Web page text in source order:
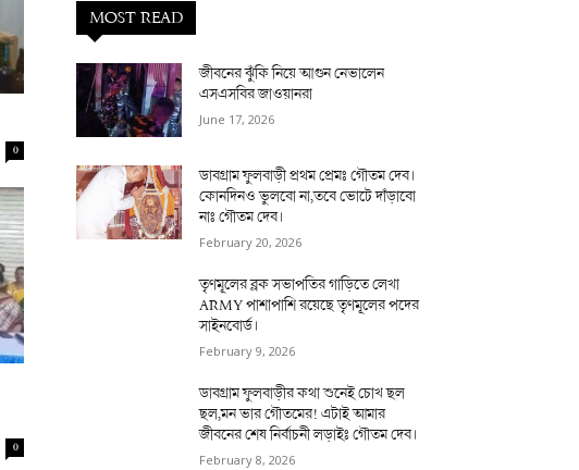
0
0
MOST READ
জীবনের ঝুঁকি নিয়ে আগুন নেভালেন
এসএসবির জাওয়ানরা
June 17, 2026
ডাবগ্রাম ফুলবাড়ী প্রথম প্রেমঃ গৌতম দেব।
কোনদিনও ভুলবো না,তবে ভোটে দাঁড়াবো
নাঃ গৌতম দেব।
February 20, 2026
তৃণমূলের ব্লক সভাপতির গাড়িতে লেখা
ARMY পাশাপাশি রয়েছে তৃণমূলের পদের
সাইনবোর্ড।
February 9, 2026
ডাবগ্রাম ফুলবাড়ীর কথা শুনেই চোখ ছল
ছল,মন ভার গৌতমের! এটাই আমার
জীবনের শেষ নির্বাচনী লড়াইঃ গৌতম দেব।
February 8, 2026